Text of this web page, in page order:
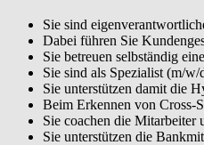
Sie sind
Dabei führen Sie
Sie betreuen selbständig
Sie sind als Spezialist (m/
Sie unterstützen damit die
Beim Erkennen von Cross-
Sie coachen die Mitarbeiter
Sie unterstützen die